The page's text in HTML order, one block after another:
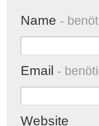
Name -
Email -
Website